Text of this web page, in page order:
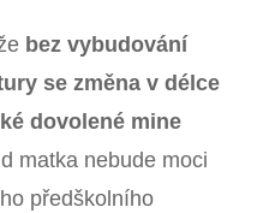
bez vybudování
se změna v délce
dovolené mine
matka nebude moci
předškolního